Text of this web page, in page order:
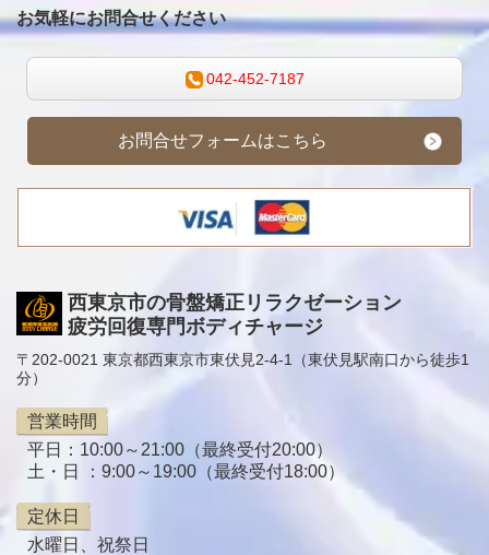
お気軽にお問合せください
042-452-7187
お問合せフォームはこちら
西東京市の骨盤矯正リラクゼーション
疲労回復専門ボディチャージ
〒202-0021 東京都西東京市東伏見2-4-1（東伏見駅南口から徒歩1
分）
営業時間
平日：10:00～21:00（最終受付20:00）
土・日 ：9:00～19:00（最終受付18:00）
定休日
水曜日、祝祭日